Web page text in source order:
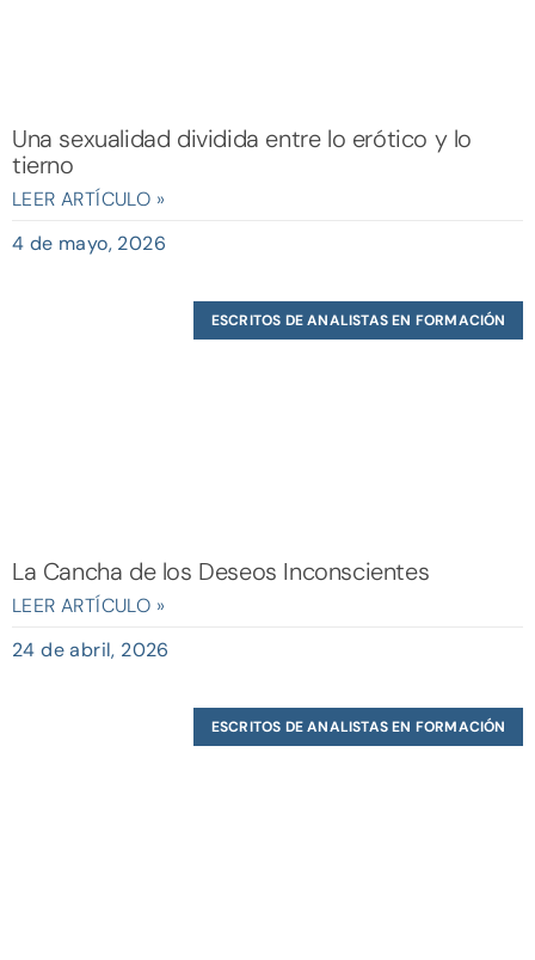
Una sexualidad dividida entre lo erótico y lo
tierno
LEER ARTÍCULO »
4 de mayo, 2026
ESCRITOS DE ANALISTAS EN FORMACIÓN
La Cancha de los Deseos Inconscientes
LEER ARTÍCULO »
24 de abril, 2026
ESCRITOS DE ANALISTAS EN FORMACIÓN